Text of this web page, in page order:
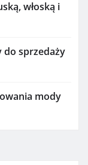
włoską i
do sprzedaży
mody